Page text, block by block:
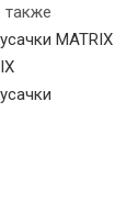
также
MATRIX